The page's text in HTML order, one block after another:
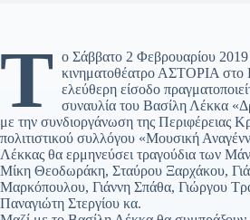
Τ ο Σάββατο 2 Φεβρουαρίου 2019
κινηματοθέατρο ΑΣΤΟΡΙΑ στο
ελεύθερη είσοδο
συναυλία του Βασίλη Λέκκα
με την συνδιοργάνωση της Περιφέρειας
πολιτιστικού συλλόγου «Μουσική
Λέκκας θα ερμηνεύσει τραγούδια των
Μίκη Θεοδωράκη, Σταύρου Ξαρχάκου,
Μαρκόπουλου, Γιάννη Σπάθα, Γιώργου
Παναγιώτη Στεργίου κα.